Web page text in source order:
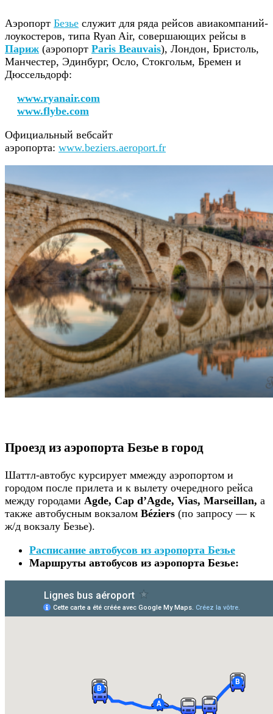
Аэропорт Безье служит для ряда рейсов авиакомпаний-
лоукостеров, типа Ryan Air, совершающих рейсы в
Париж (аэропорт Paris Beauvais), Лондон, Бристоль,
Манчестер, Эдинбург, Осло, Стокгольм, Бремен и
Дюссельдорф:
www.ryanair.com
www.flybe.com
Официальный вебсайт
аэропорта: www.beziers.aeroport.fr
Проезд из аэропорта Безье в город
Шаттл-автобус курсирует ммежду аэропортом и
городом после прилета и к вылету очередного рейса
между городами Agde, Cap d’Agde, Vias, Marseillan, а
также автобусным вокзалом Béziers (по запросу — к
ж/д вокзалу Безье).
Расписание автобусов из аэропорта Безье
Маршруты автобусов из аэропорта Безье: